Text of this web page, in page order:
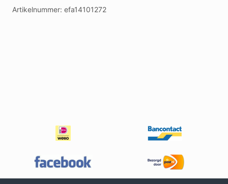
Artikelnummer: efa14101272